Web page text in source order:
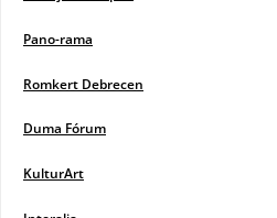
Pano-rama
Romkert Debrecen
Duma Fórum
KulturArt